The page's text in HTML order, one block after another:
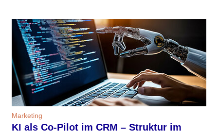
Marketing
KI als Co-Pilot im CRM – Struktur im